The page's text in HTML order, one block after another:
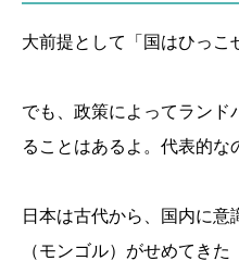
大前提として「国はひっこ
でも、政策によってランド
ることはあるよ。代表的な
日本は古代から、国内に
（モンゴル）がせめてき